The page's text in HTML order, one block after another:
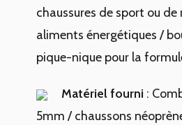
chaussures de sport ou
aliments énergétiques /
pique-nique pour la
Matériel fourni :
5mm / chaussons